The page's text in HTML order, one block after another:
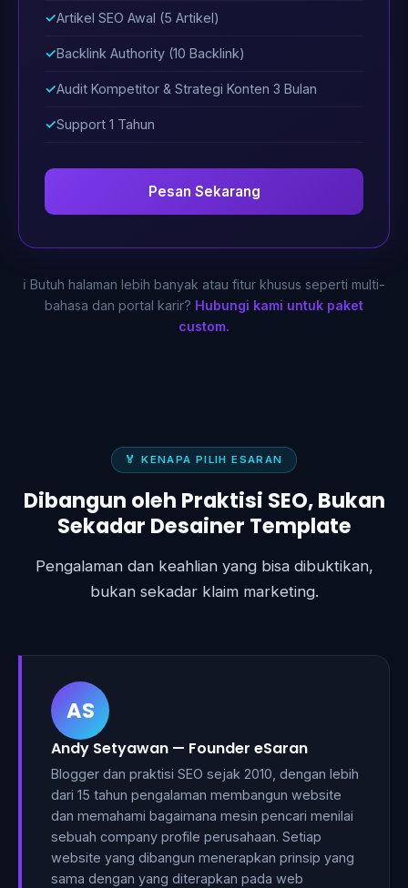
Artikel SEO Awal (5 Artikel)
Backlink Authority (10 Backlink)
Audit Kompetitor & Strategi Konten 3 Bulan
Support 1 Tahun
Pesan Sekarang
ℹ️ Butuh halaman lebih banyak atau fitur khusus seperti multi-
bahasa dan portal karir? Hubungi kami untuk paket
custom.
🏅 KENAPA PILIH ESARAN
Dibangun oleh Praktisi SEO, Bukan
Sekadar Desainer Template
Pengalaman dan keahlian yang bisa dibuktikan,
bukan sekadar klaim marketing.
AS
Andy Setyawan — Founder eSaran
Blogger dan praktisi SEO sejak 2010, dengan lebih
dari 15 tahun pengalaman membangun website
dan memahami bagaimana mesin pencari menilai
sebuah company profile perusahaan. Setiap
website yang dibangun menerapkan prinsip yang
sama dengan yang diterapkan pada web